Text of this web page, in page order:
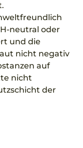
neutral oder
und die
nicht negativ
auf
nicht
der